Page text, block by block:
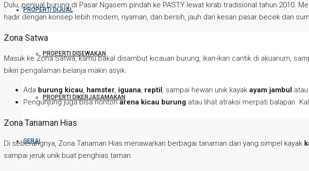
PROPERTI DIJUAL
PROPERTI DISEWAKAN
PROPERTI DIKERJASAMAKAN
GERAI
Dulu, penjual burung di Pasar Ngasem pindah ke PASTY lewat kirab tradisional tahun 2010.
hadir dengan konsep lebih modern, nyaman, dan bersih, jauh dari kesan pasar becek dan
Zona Satwa
Masuk ke Zona Satwa, kamu bakal disambut kicauan burung, ikan-ikan cantik di akuarium,
bikin pengalaman belanja makin asyik.
Ada burung kicau, hamster, iguana, reptil , sampai hewan unik kayak ayam jambul atau
Pengunjung juga bisa nontonarena kicau burung atau lihat atraksi merpati balapan.
Zona Tanaman Hias
Di seberangnya, Zona Tanaman Hias menawarkan berbagai tanaman dari yang simpel kayak
sampai jeruk unik buat penghias taman.